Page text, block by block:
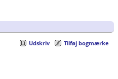
Udskriv Tilføj bogmærke